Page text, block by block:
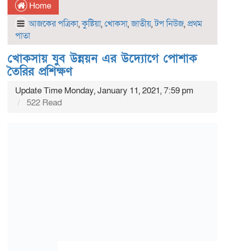
Home
আজকের পত্রিকা,কুষ্টিয়া,খোকসা,জাতীয়,টপ নিউজ,প্রথম
পাতা
খোকসায় যুব উন্নয়ন এর উদ্যোগে পোশাক
তৈরির প্রশিক্ষণ
Update Time Monday, January 11, 2021, 7:59 pm
522 Read